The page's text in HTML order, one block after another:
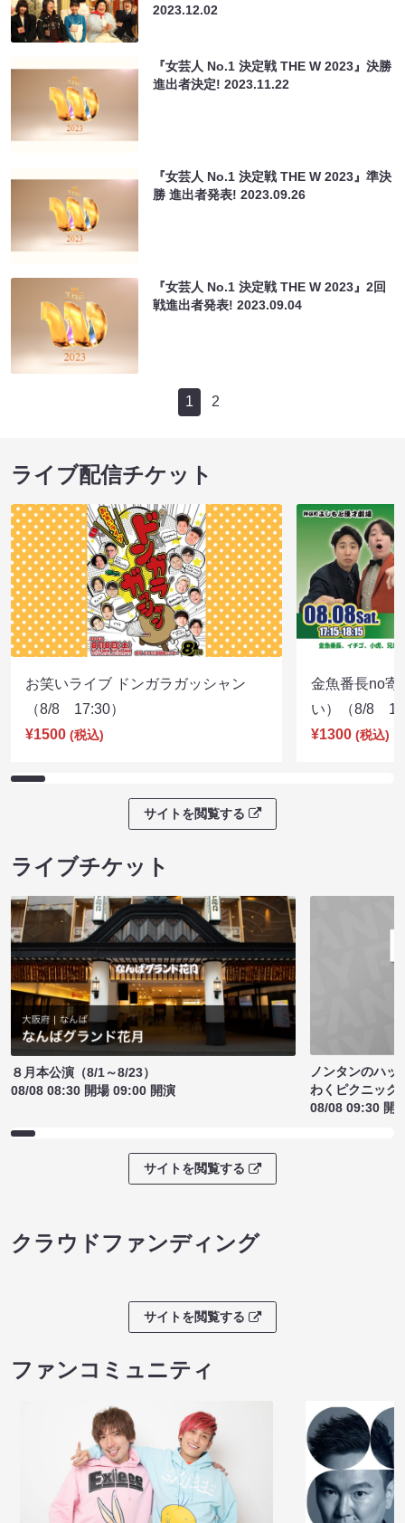
2023.12.02
『女芸人 No.1 決定戦 THE W 2023』決勝
進出者決定!2023.11.22
『女芸人 No.1 決定戦 THE W 2023』準決
勝 進出者発表!2023.09.26
『女芸人 No.1 決定戦 THE W 2023』2回
戦進出者発表!2023.09.04
1 2
ライブ配信チケット
お笑いライブ ドンガラガッシャン
（8/8 17:30）
¥1500 (税込)
金魚番長no寄
い）（8/8
¥1300 (税込)
サイトを閲覧する
ライブチケット
８月本公演（8/1～8/23）
08/08 08:30 開場 09:00 開演
ノンタンのハッ
わくピクニック
08/08 09:30 開
サイトを閲覧する
クラウドファンディング
サイトを閲覧する
ファンコミュニティ